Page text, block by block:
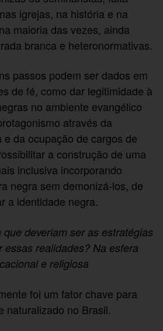
igrejas, na história e na
maioria das vezes, ainda
branca e heteronormativas.
passos podem ser dados em
de fé, como dar legitimidade à
no ambiente evangélico
através da
da ocupação de cargos de
a construção de uma
inclusiva incorporando
negra sem demonizá-los, de
a identidade negra.
deveriam ser as estratégias
essas realidades? Na esfera
e religiosa
foi um fator chave para
naturalizado no Brasil.